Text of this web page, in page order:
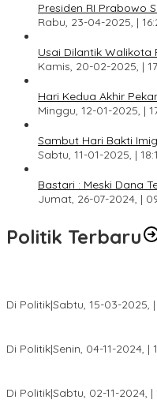
Presiden RI Prabowo
Rabu, 23-04-2025, |
Usai Dilantik Walikota
Kamis, 20-02-2025, |
Hari Kedua Akhir
Minggu, 12-01-2025, |
Sambut Hari Bakti
Sabtu, 11-01-2025, |
Bastari : Meski Dana
Jumat, 26-07-2024, |
Politik Terbaru
Di Politik|Sabtu, 15-03-2025, |
Di Politik|Senin, 04-11-2024, |
Di Politik|Sabtu, 02-11-2024, |